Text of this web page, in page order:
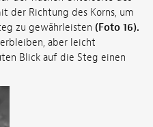
der Richtung des Korns, um
zu gewährleisten (Foto 16).
aber leicht
Blick auf die Steg einen